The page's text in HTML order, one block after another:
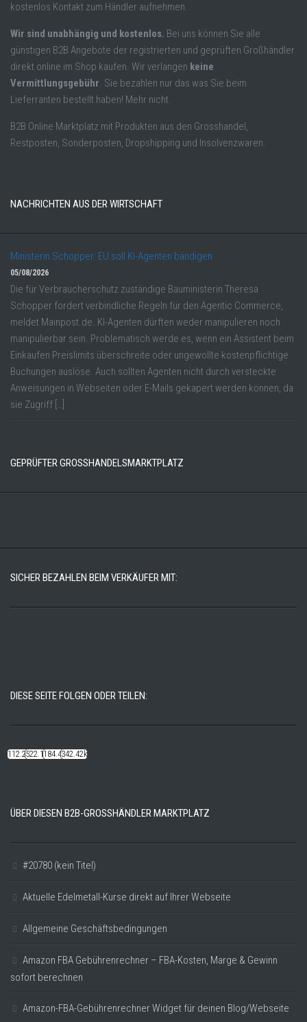
kostenlos Kontakt zum Händler aufnehmen.
Wir sind unabhängig und kostenlos. Bei uns können Sie alle
günstigen B2B Angebote der registrierten und geprüften Großhändler
direkt online im Shop kaufen. Wir verlangen keine
Vermittlungsgebühr. Sie bezahlen nur das was Sie beim
Lieferranten bestellt haben! Mehr nicht.
B2B Online Marktplatz mit Produkten aus den Grosshandel,
Restposten, Sonderposten, Dropshipping und Insolvenzwaren.
NACHRICHTEN AUS DER WIRTSCHAFT
Ministerin Schopper: EU soll KI-Agenten bändigen
05/08/2026
Die für Verbraucherschutz zuständige Bauministerin Theresa
Schopper fordert verbindliche Regeln für den Agentic Commerce,
meldet Mainpost.de. KI-Agenten dürften weder manipulieren noch
manipulierbar sein. Problematisch werde es, wenn ein Assistent beim
Einkaufen Preislimits überschreite oder ungewollte kostenpflichtige
Buchungen auslöse. Auch sollten Agenten nicht durch versteckte
Anweisungen in Webseiten oder E-Mails gekapert werden können, da
sie Zugriff […]
GEPRÜFTER GROSSHANDELSMARKTPLATZ
SICHER BEZAHLEN BEIM VERKÄUFER MIT:
DIESE SEITE FOLGEN ODER TEILEN:
112.22k522.14k184.48k342.42k
ÜBER DIESEN B2B-GROSSHÄNDLER MARKTPLATZ
#20780 (kein Titel)
Aktuelle Edelmetall-Kurse direkt auf Ihrer Webseite
Allgemeine Geschäftsbedingungen
Amazon FBA Gebührenrechner – FBA-Kosten, Marge & Gewinn
sofort berechnen
Amazon-FBA-Gebührenrechner Widget für deinen Blog/Webseite